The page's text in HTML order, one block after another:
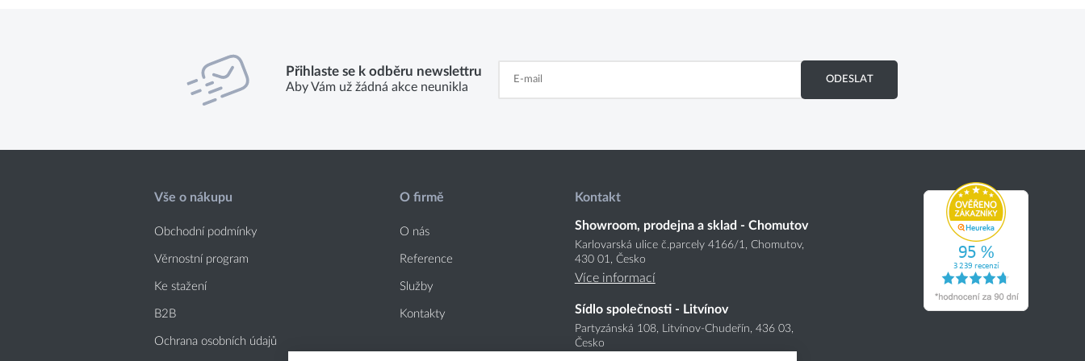
Přihlaste se k odběru newslettru
Aby Vám už žádná akce neunikla
ODESLAT
Vše o nákupu
Obchodní podmínky
Věrnostní program
Ke stažení
B2B
Ochrana osobních údajů
O firmě
O nás
Reference
Služby
Kontakty
Kontakt
Showroom, prodejna a sklad - Chomutov
Karlovarská ulice č.parcely 4166/1, Chomutov,
430 01, Česko
Více informací
Sídlo společnosti - Litvínov
Partyzánská 108, Litvínov-Chudeřín, 436 03,
Česko